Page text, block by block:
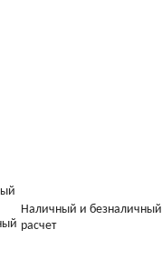
Наличный и безналичный
расчет